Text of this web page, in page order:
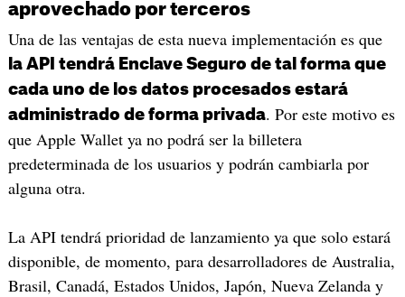
aprovechado por terceros
Una de las ventajas de esta nueva implementación es que
la API tendrá Enclave Seguro de tal forma que
cada uno de los datos procesados estará
administrado de forma privada. Por este motivo es
que Apple Wallet ya no podrá ser la billetera
predeterminada de los usuarios y podrán cambiarla por
alguna otra.
La API tendrá prioridad de lanzamiento ya que solo estará
disponible, de momento, para desarrolladores de Australia,
Brasil, Canadá, Estados Unidos, Japón, Nueva Zelanda y